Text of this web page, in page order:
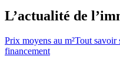
L’actualité de
Prix moyens au m²Tout savoir
financement